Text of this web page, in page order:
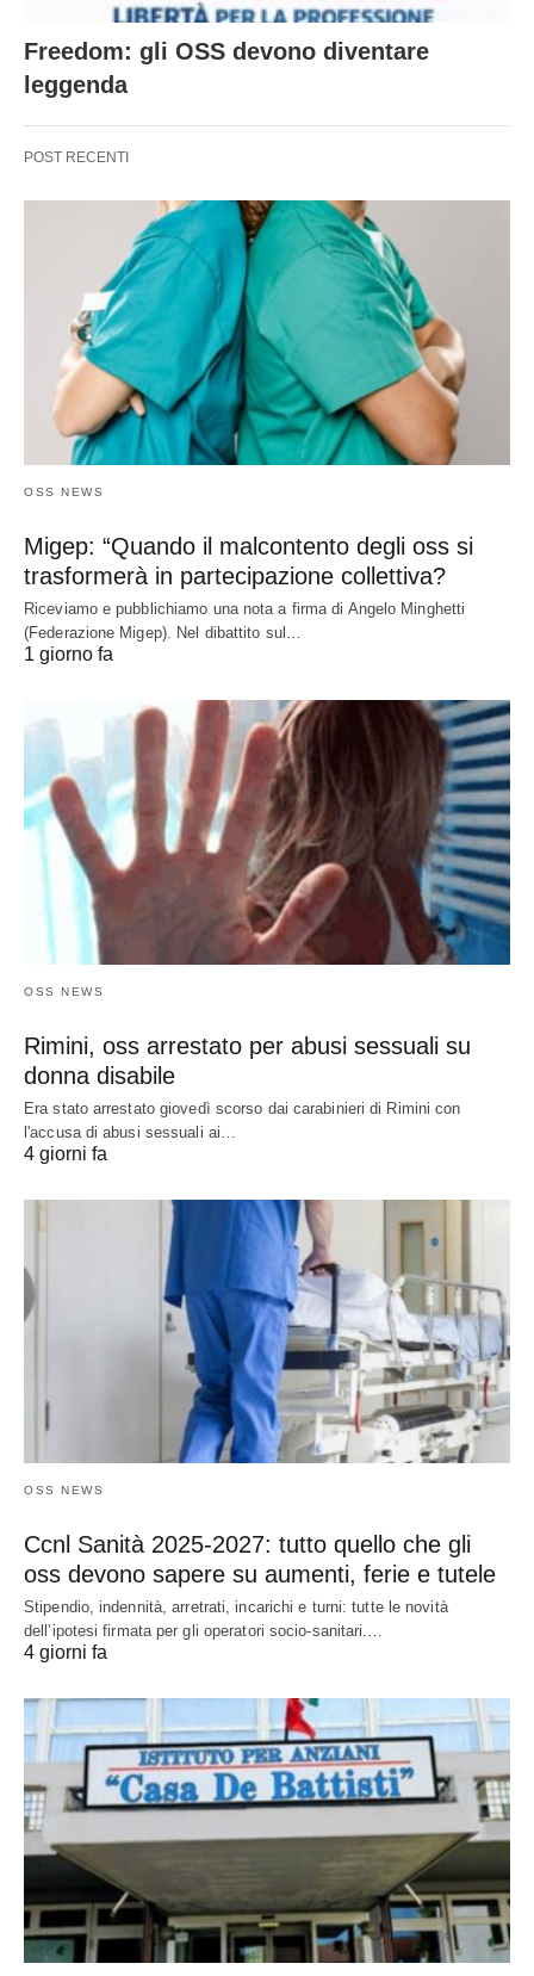
Freedom: gli OSS devono diventare
leggenda
POST RECENTI
OSS NEWS
Migep: “Quando il malcontento degli oss si
trasformerà in partecipazione collettiva?
Riceviamo e pubblichiamo una nota a firma di Angelo Minghetti
(Federazione Migep). Nel dibattito sul…
1 giorno fa
OSS NEWS
Rimini, oss arrestato per abusi sessuali su
donna disabile
Era stato arrestato giovedì scorso dai carabinieri di Rimini con
l'accusa di abusi sessuali ai…
4 giorni fa
OSS NEWS
Ccnl Sanità 2025-2027: tutto quello che gli
oss devono sapere su aumenti, ferie e tutele
Stipendio, indennità, arretrati, incarichi e turni: tutte le novità
dell’ipotesi firmata per gli operatori socio-sanitari.…
4 giorni fa